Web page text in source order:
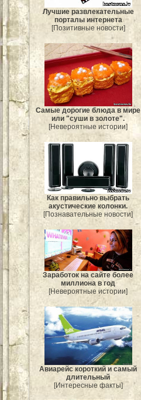
Лучшие развлекательные
порталы интернета
[Позитивные новости]
Самые дорогие блюда в мире
или "суши в золоте".
[Невероятные истории]
Как правильно выбрать
акустические колонки.
[Познавательные новости]
Заработок на сайте более
миллиона в год
[Невероятные истории]
Авиарейс короткий и самый
длительный
[Интересные факты]